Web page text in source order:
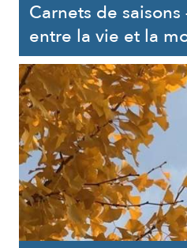
Carnets de saisons
entre la vie et la